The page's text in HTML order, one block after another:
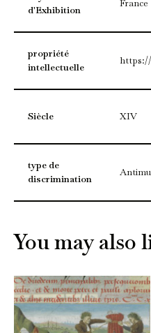
d'Exhibition
France
propriété
intellectuelle
https://
Siècle XIV
type de
discrimination
You may also